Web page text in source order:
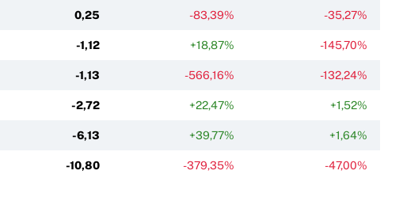
0,25 -83,39% -35,27%
-1,12 +18,87% -145,70%
-1,13 -566,16% -132,24%
-2,72 +22,47% +1,52%
-6,13 +39,77% +1,64%
-10,80 -379,35% -47,00%